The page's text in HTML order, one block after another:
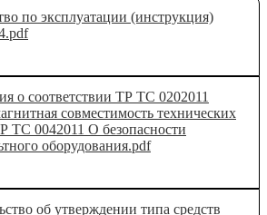
по эксплуатации (инструкция)
о соответствии ТР ТС 0202011
совместимость технических
ТС 0042011 О безопасности
оборудования.pdf
об утверждении типа средств